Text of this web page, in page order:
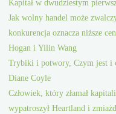
Kapitał w dwudziestym
Jak wolny handel może
konkurencja oznacza niższe
Hogan i Yilin Wang
Trybiki i potwory, Czym jest i
Diane Coyle
Człowiek, który złamał
wypatroszył Heartland i